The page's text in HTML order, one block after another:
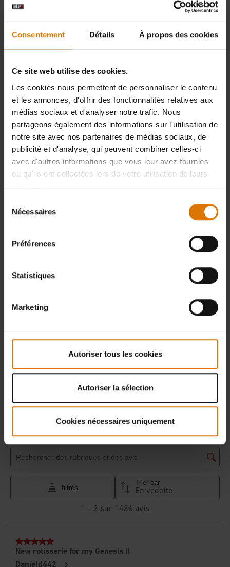
Consentement Détails À propos des cookies
Ce site web utilise des cookies.
Les cookies nous permettent de personnaliser le contenu
et les annonces, d'offrir des fonctionnalités relatives aux
médias sociaux et d'analyser notre trafic. Nous
partageons également des informations sur l'utilisation de
notre site avec nos partenaires de médias sociaux, de
publicité et d'analyse, qui peuvent combiner celles-ci
avec d'autres informations que vous leur avez fournies
ou qu'ils ont collectées lors de votre utilisation de leurs
services.
Nécessaires
Préférences
Statistiques
Marketing
Autoriser tous les cookies
Autoriser la sélection
Cookies nécessaires uniquement